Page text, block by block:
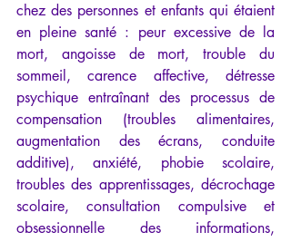
chez des personnes et enfants qui étaient
en pleine santé : peur excessive de la
mort, angoisse de mort, trouble du
sommeil, carence affective, détresse
psychique entraînant des processus de
compensation (troubles alimentaires,
augmentation des écrans, conduite
additive), anxiété, phobie scolaire,
troubles des apprentissages, décrochage
scolaire, consultation compulsive et
obsessionnelle des informations,